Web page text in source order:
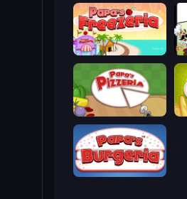
Papa's Freezeria
Papa's Pizzeria
Papa's Burgeria